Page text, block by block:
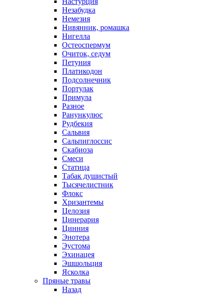
Незабудка
Немезия
Нивянник, ромашка
Нигелла
Остеоспермум
Очиток, седум
Петуния
Платикодон
Подсолнечник
Портулак
Примула
Разное
Ранункулюс
Рудбекия
Сальвия
Сальпиглоссис
Скабиоза
Смеси
Статица
Табак душистый
Тысячелистник
Флокс
Хризантемы
Целозия
Цинерария
Цинния
Энотера
Эустома
Эхинацея
Эшшольция
Ясколка
Пряные травы
Назад